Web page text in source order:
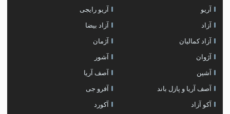
آریو آریو رایجی
آزاد آزاد بیضا
آزاد کمالیان آژمان
آژوان آشور
آشین آصف آریا
آصف آریا و پازل باند آفرو جی
آکو آزاد آکورد